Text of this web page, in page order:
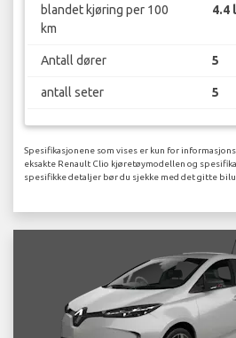
blandet kjøring per 100
km
4.4 l
Antall dører 5
antall seter 5
Spesifikasjonene som vises er kun for
eksakte Renault Clio kjøretøymodellen og
spesifikke detaljer bør du sjekke med det gitte